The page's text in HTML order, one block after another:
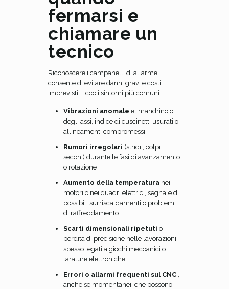
fermarsi e
chiamare un
tecnico
Riconoscere i campanelli di allarme
consente di evitare danni gravi e costi
imprevisti. Ecco i sintomi più comuni:
Vibrazioni anomale el mandrino o
degli assi, indice di cuscinetti usurati o
allineamenti compromessi.
Rumori irregolari (stridii, colpi
secchi) durante le fasi di avanzamento
o rotazione
Aumento della temperatura nei
motori o nei quadri elettrici, segnale di
possibili surriscaldamenti o problemi
di raffreddamento.
Scarti dimensionali ripetuti o
perdita di precisione nelle lavorazioni,
spesso legati a giochi meccanici o
tarature elettroniche.
Errori o allarmi frequenti sul CNC ,
anche se momentanei, che possono